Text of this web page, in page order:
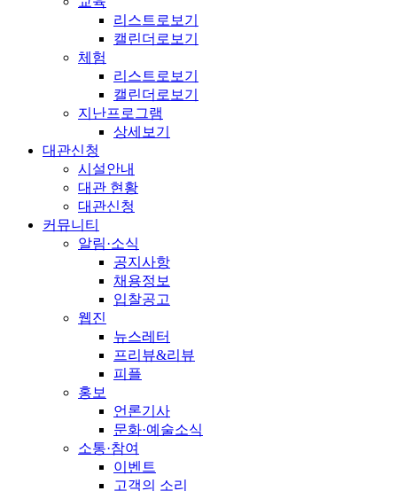
리스트로보기
캘린더로보기
체험
리스트로보기
캘린더로보기
지난프로그램
상세보기
대관신청
시설안내
대관 현황
대관신청
커뮤니티
알림·소식
공지사항
채용정보
입찰공고
웹진
뉴스레터
프리뷰&리뷰
피플
홍보
언론기사
문화·예술소식
소통·참여
이벤트
고객의 소리